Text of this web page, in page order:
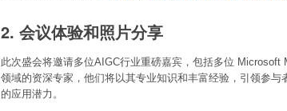
2. 会议体验和照片分享
此次盛会将邀请多位AIGC行业重磅嘉宾，包括多位
领域的资深专家，他们将以其专业知识和丰富经验，引领参
的应用潜力。